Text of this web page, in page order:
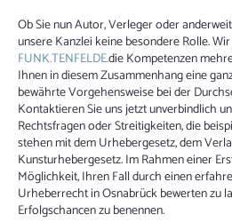
Ob Sie nun Autor, Verleger oder
unsere Kanzlei keine besondere Rolle.
FUNK.TENFELDE.die Kompetenzen
Ihnen in diesem Zusammenhang eine
bewährte Vorgehensweise bei der
Kontaktieren Sie uns jetzt unverbindlich
Rechtsfragen oder Streitigkeiten, die
stehen mit dem Urhebergesetz, dem
Kunsturhebergesetz. Im Rahmen einer
Möglichkeit, Ihren Fall durch einen
Urheberrecht in Osnabrück bewerten zu
Erfolgschancen zu benennen.